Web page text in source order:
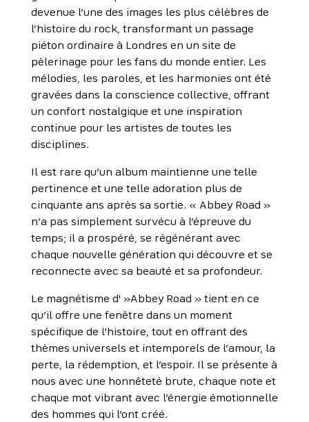
devenue l’une des images les plus célèbres de
l’histoire du rock, transformant un passage
piéton ordinaire à Londres en un site de
pèlerinage pour les fans du monde entier. Les
mélodies, les paroles, et les harmonies ont été
gravées dans la conscience collective, offrant
un confort nostalgique et une inspiration
continue pour les artistes de toutes les
disciplines.
Il est rare qu’un album maintienne une telle
pertinence et une telle adoration plus de
cinquante ans après sa sortie. « Abbey Road »
n’a pas simplement survécu à l’épreuve du
temps; il a prospéré, se régénérant avec
chaque nouvelle génération qui découvre et se
reconnecte avec sa beauté et sa profondeur.
Le magnétisme d' »Abbey Road » tient en ce
qu’il offre une fenêtre dans un moment
spécifique de l’histoire, tout en offrant des
thèmes universels et intemporels de l’amour, la
perte, la rédemption, et l’espoir. Il se présente à
nous avec une honnêteté brute, chaque note et
chaque mot vibrant avec l’énergie émotionnelle
des hommes qui l’ont créé.